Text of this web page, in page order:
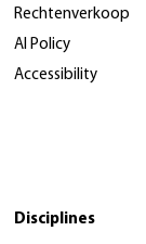
Rechtenverkoop
AI Policy
Accessibility
Disciplines